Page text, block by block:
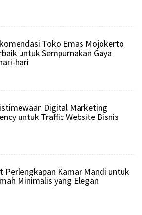
Toko Emas Mojokerto
untuk Sempurnakan Gaya
hari
Digital Marketing
untuk Traffic Website Bisnis
Perlengkapan Kamar Mandi untuk
Minimalis yang Elegan